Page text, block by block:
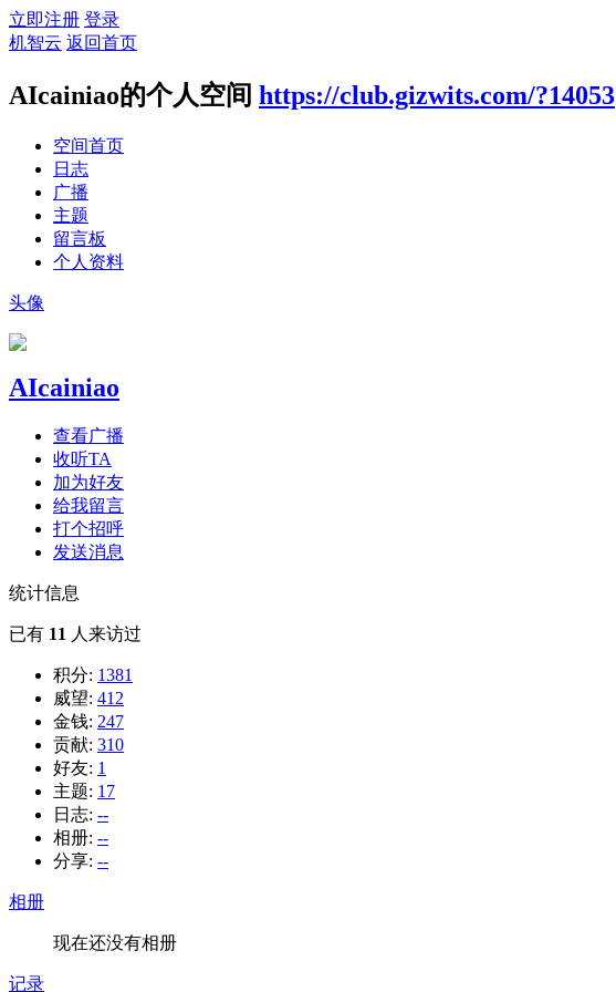
立即注册 登录
机智云 返回首页
AIcainiao的个人空间 https://club.gizwits.com/?14053
空间首页
日志
广播
主题
留言板
个人资料
头像
AIcainiao
查看广播
收听TA
加为好友
给我留言
打个招呼
发送消息
统计信息
已有 11 人来访过
积分: 1381
威望: 412
金钱: 247
贡献: 310
好友: 1
主题: 17
日志: --
相册: --
分享: --
相册
现在还没有相册
记录